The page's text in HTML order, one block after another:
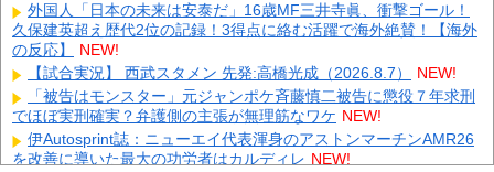
外国人「日本の未来は安泰だ」16歳MF三井寺眞、衝撃ゴール！
久保建英超え歴代2位の記録！3得点に絡む活躍で海外絶賛！【海外
の反応】
NEW!
【試合実況】 西武スタメン 先発:高橋光成（2026.8.7）
NEW!
「被告はモンスター」元ジャンポケ斉藤慎二被告に懲役７年求刑
でほぼ実刑確実？弁護側の主張が無理筋なワケ NEW!
伊Autosprint誌：ニューエイ代表渾身のアストンマーチンAMR26
を改善に導いた最大の功労者はカルディレ NEW!